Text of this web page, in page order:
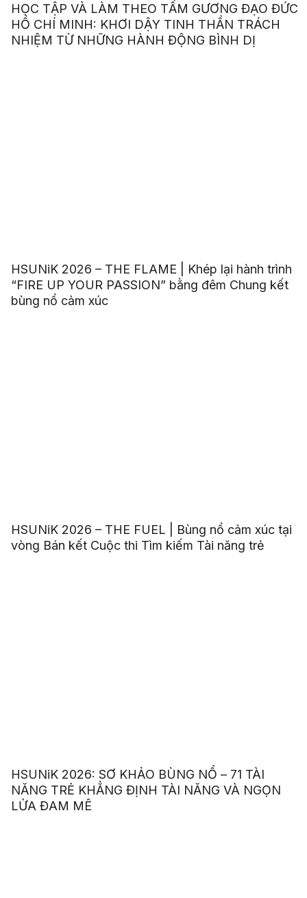
HỌC TẬP VÀ LÀM THEO TẤM GƯƠNG ĐẠO ĐỨC
HỒ CHÍ MINH: KHƠI DẬY TINH THẦN TRÁCH
NHIỆM TỪ NHỮNG HÀNH ĐỘNG BÌNH DỊ
HSUNiK 2026 – THE FLAME | Khép lại hành trình
“FIRE UP YOUR PASSION” bằng đêm Chung kết
bùng nổ cảm xúc
HSUNiK 2026 – THE FUEL | Bùng nổ cảm xúc tại
vòng Bán kết Cuộc thi Tìm kiếm Tài năng trẻ
HSUNiK 2026: SƠ KHẢO BÙNG NỔ – 71 TÀI
NĂNG TRẺ KHẲNG ĐỊNH TÀI NĂNG VÀ NGỌN
LỬA ĐAM MÊ